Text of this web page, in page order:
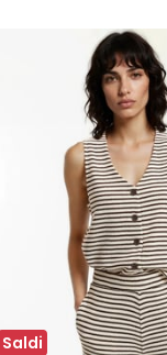
Saldi